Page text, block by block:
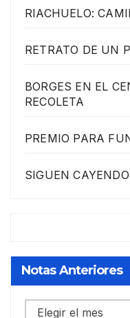
RIACHUELO:
RETRATO DE UN
BORGES EN EL
RECOLETA
PREMIO PARA
SIGUEN
Notas Anteriores
Notas